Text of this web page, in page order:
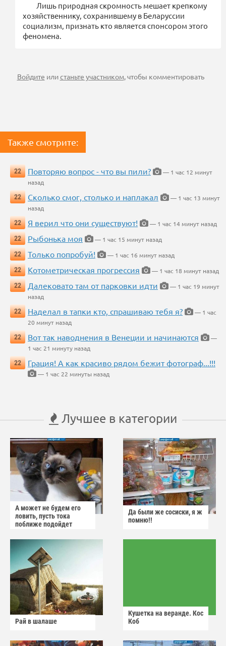
Лишь природная скромность мешает крепкому
хозяйственнику, сохранившему в Беларуссии
социализм, признать кто является спонсором этого
феномена.
Войдите илистаньте участником, чтобы комментировать
Также смотрите:
22 Повторяю вопрос - что вы пили?
— 1 час 12 минут
назад
22
Сколько смог, столько и наплакал
— 1 час 13 минут
назад
22
Я верил что они существуют!
— 1 час 14 минут назад
22
Рыбонька моя
— 1 час 15 минут назад
22
Только попробуй!
— 1 час 16 минут назад
22
Котометрическая прогрессия
— 1 час 18 минут назад
22
Далековато там от парковки идти
— 1 час 19 минут
назад
22
Наделал в тапки кто, спрашиваю тебя я?
— 1 час
20 минут назад
22
Вот так наводнения в Венеции и начинаются
—
1 час 21 минуту назад
22
Грация! А как красиво рядом бежит фотограф...!!!
— 1 час 22 минуты назад
Лучшее в категории
А может не будем его
ловить, пусть тока
поближе подойдет
Да были же сосиски, я ж
помню!!
Рай в шалаше
Кушетка на веранде. Кос
Коб